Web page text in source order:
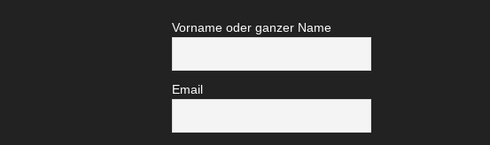
Vorname oder ganzer Name
Email